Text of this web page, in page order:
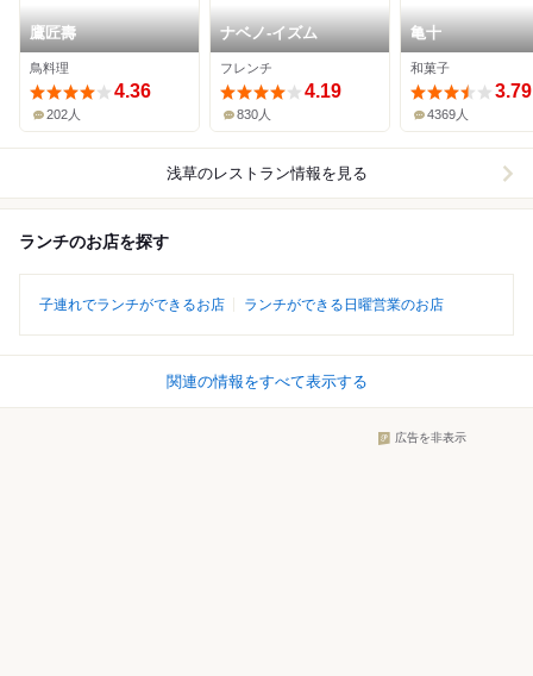
鷹匠壽
鳥料理
4.36
202人
ナベノ-イズム
フレンチ
4.19
830人
亀十
和菓子
3.79
4369人
浅草のレストラン情報を見る
ランチのお店を探す
子連れでランチができるお店 ランチができる日曜営業のお店
関連の情報をすべて表示する
広告を非表示